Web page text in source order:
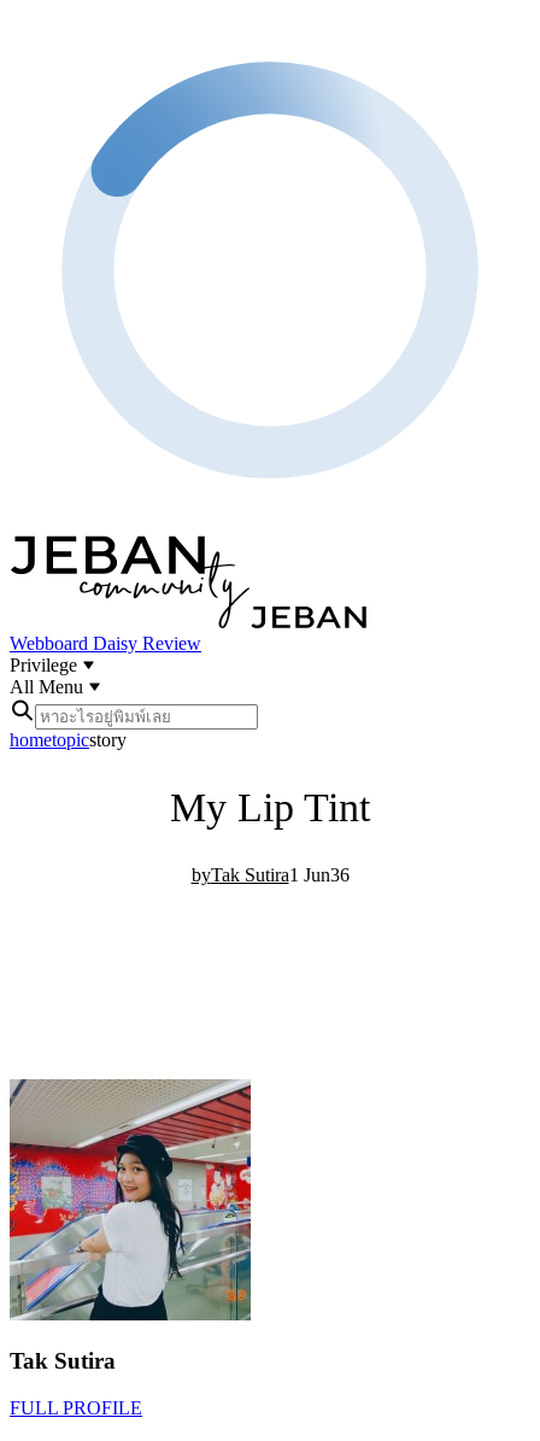
Webboard Daisy Review
Privilege
All Menu
hometopicstory
My Lip Tint
Tak Sutira1 Jun36
Tak Sutira
FULL PROFILE